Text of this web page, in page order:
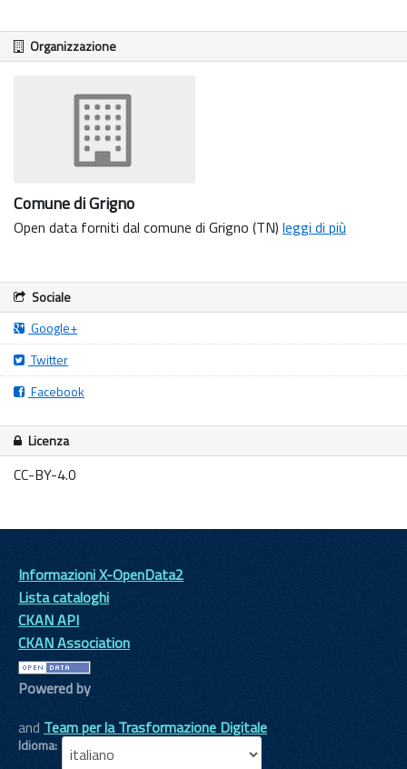
Organizzazione
Comune di Grigno
Open data forniti dal comune di Grigno (TN) leggi di più
Sociale
Google+
Twitter
Facebook
Licenza
CC-BY-4.0
Informazioni X-OpenData2
Lista cataloghi
CKAN API
CKAN Association
Powered by
and Team per la Trasformazione Digitale
Idioma